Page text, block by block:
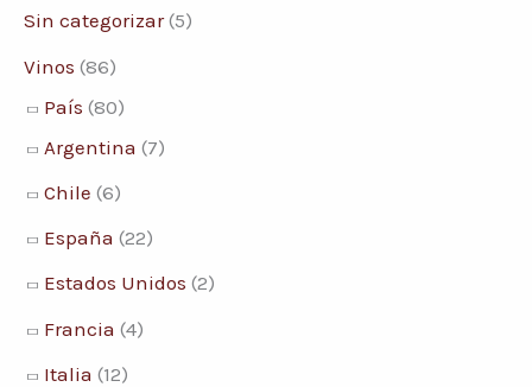
Sin categorizar (5)
Vinos (86)
País (80)
Argentina (7)
Chile (6)
España (22)
Estados Unidos (2)
Francia (4)
Italia (12)